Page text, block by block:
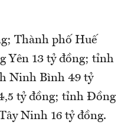
Thành phố Huế
Yên 13 tỷ đồng; tỉnh
Ninh Bình 49 tỷ
tỷ đồng; tỉnh Đồng
Ninh 16 tỷ đồng.